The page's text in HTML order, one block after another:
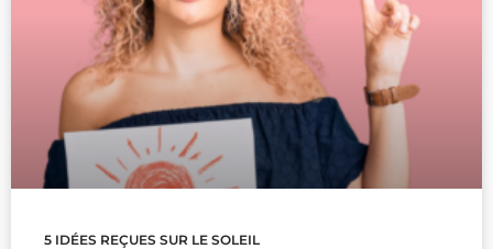
5 IDÉES REÇUES SUR LE SOLEIL